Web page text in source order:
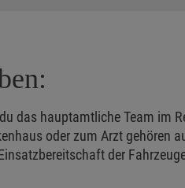
das hauptamtliche Team im
oder zum Arzt gehören
der